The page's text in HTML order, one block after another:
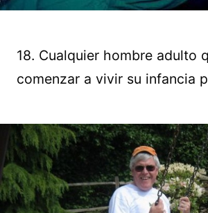
18. Cualquier hombre adulto
comenzar a vivir su infancia